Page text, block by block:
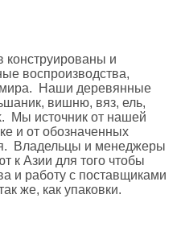
конструированы и
воспроизводства,
мира. Наши деревянные
вишню, вяз, ель,
Мы источник от нашей
и от обозначенных
Владельцы и менеджеры
к Азии для того чтобы
и работу с поставщиками
же, как упаковки.